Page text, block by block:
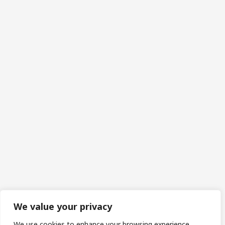
We value your privacy